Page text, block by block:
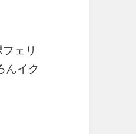
ェリ
んイク